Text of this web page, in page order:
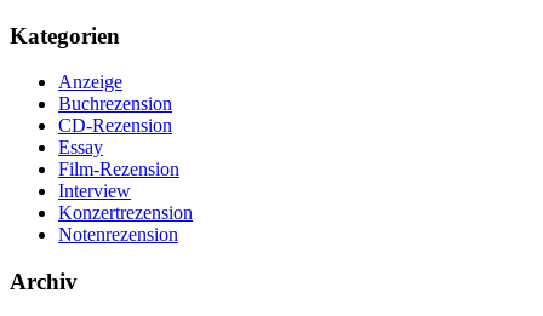
Kategorien
Anzeige
Buchrezension
CD-Rezension
Essay
Film-Rezension
Interview
Konzertrezension
Notenrezension
Archiv